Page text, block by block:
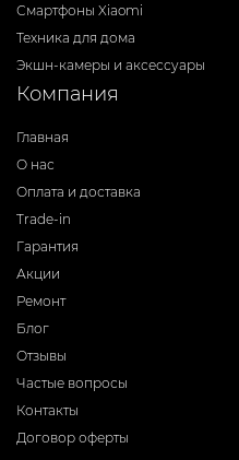
Смартфоны Xiaomi
Техника для дома
Экшн-камеры и аксессуары
Компания
Главная
О нас
Оплата и доставка
Trade-in
Гарантия
Акции
Ремонт
Блог
Отзывы
Частые вопросы
Контакты
Договор оферты